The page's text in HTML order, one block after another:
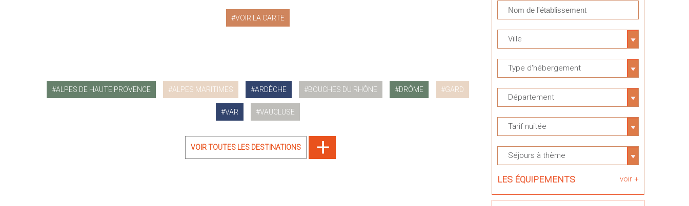
VOIR LA CARTE
ALPES DE HAUTE PROVENCE ALPES MARITIMES ARDÈCHE BOUCHES DU RHÔNE DRÔME GARD
VAR VAUCLUSE
VOIR TOUTES LES DESTINATIONS
Ville
Type d'hébergement
Département
Tarif nuitée
Séjours à thème
LES ÉQUIPEMENTS voir +